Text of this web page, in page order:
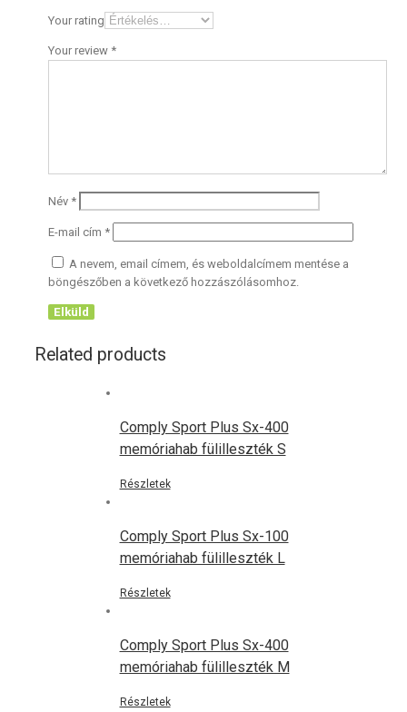
Your rating
Your review *
Név *
E-mail cím *
A nevem, email címem, és weboldalcímem mentése a
böngészőben a következő hozzászólásomhoz.
Related products
Comply Sport Plus Sx-400
memóriahab fülilleszték S
Részletek
Comply Sport Plus Sx-100
memóriahab fülilleszték L
Részletek
Comply Sport Plus Sx-400
memóriahab fülilleszték M
Részletek